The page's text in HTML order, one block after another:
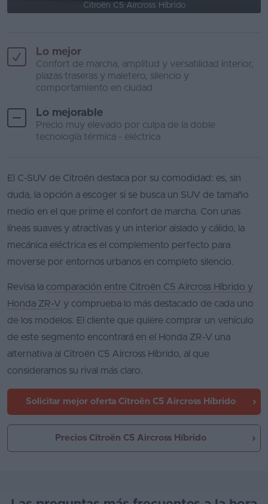
Citroën C5 Aircross Híbrido
Lo mejor
Confort de marcha, amplitud y versatilidad interior,
plazas traseras y maletero, silencio y
comportamiento en ciudad
Lo mejorable
Precio muy elevado por culpa de la doble
tecnología térmica - eléctrica
El C-SUV de Citroën destaca por su comodidad: es, sin
duda, la opción a escoger si se busca un SUV de tamaño
medio en el que prime el confort de marcha. Con unas
líneas suaves y atractivas y un interior aislado y cálido, la
mecánica eléctrica es el complemento perfecto para
moverse por entornos urbanos en completo silencio.
Revisa la comparación entre Citroën C5 Aircross Híbrido y
Honda ZR-V y comprueba lo más destacado de cada uno
de los modelos. El cliente que quiere comprar un vehículo
de este segmento encontrará en el Honda ZR-V una
alternativa al Citroën C5 Aircross Híbrido, al que
consideramos su rival más claro.
Solicitar mejor oferta Citroën C5 Aircross Híbrido
Precios Citroën C5 Aircross Híbrido